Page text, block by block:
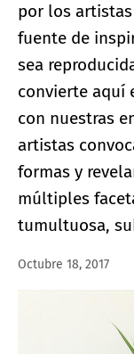
por los
fuente de
sea
convierte aquí
con nuestras
artistas
formas y
múltiples
tumultuosa,
Octubre 18, 2017